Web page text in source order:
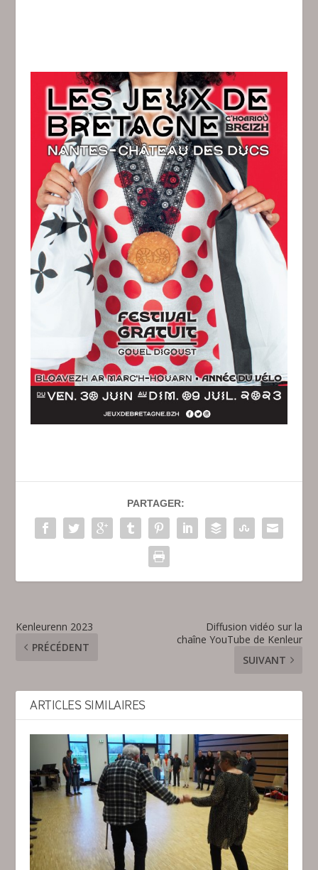
PARTAGER:
Kenleurenn 2023
PRÉCÉDENT
Diffusion vidéo sur la
chaîne YouTube de Kenleur
SUIVANT
ARTICLES SIMILAIRES